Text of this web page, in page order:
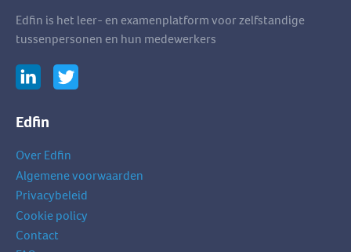
Edfin is het leer- en examenplatform voor zelfstandige
tussenpersonen en hun medewerkers
Edfin
Over Edfin
Algemene voorwaarden
Privacybeleid
Cookie policy
Contact